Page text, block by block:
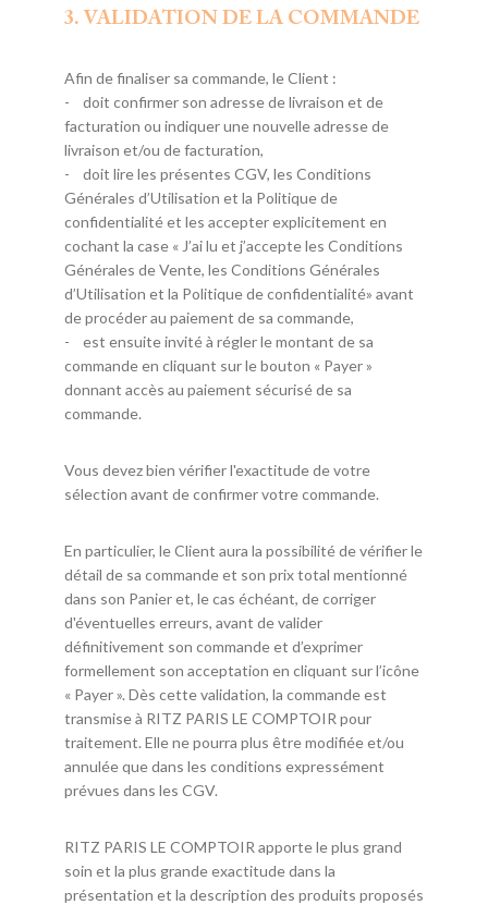
3. VALIDATION DE LA COMMANDE
Afin de finaliser sa commande, le Client :
- doit confirmer son adresse de livraison et de
facturation ou indiquer une nouvelle adresse de
livraison et/ou de facturation,
- doit lire les présentes CGV, les Conditions
Générales d’Utilisation et la Politique de
confidentialité et les accepter explicitement en
cochant la case « J’ai lu et j’accepte les Conditions
Générales de Vente, les Conditions Générales
d’Utilisation et la Politique de confidentialité» avant
de procéder au paiement de sa commande,
- est ensuite invité à régler le montant de sa
commande en cliquant sur le bouton « Payer »
donnant accès au paiement sécurisé de sa
commande.
Vous devez bien vérifier l'exactitude de votre
sélection avant de confirmer votre commande.
En particulier, le Client aura la possibilité de vérifier le
détail de sa commande et son prix total mentionné
dans son Panier et, le cas échéant, de corriger
d'éventuelles erreurs, avant de valider
définitivement son commande et d’exprimer
formellement son acceptation en cliquant sur l’icône
« Payer ». Dès cette validation, la commande est
transmise à RITZ PARIS LE COMPTOIR pour
traitement. Elle ne pourra plus être modifiée et/ou
annulée que dans les conditions expressément
prévues dans les CGV.
RITZ PARIS LE COMPTOIR apporte le plus grand
soin et la plus grande exactitude dans la
présentation et la description des produits proposés